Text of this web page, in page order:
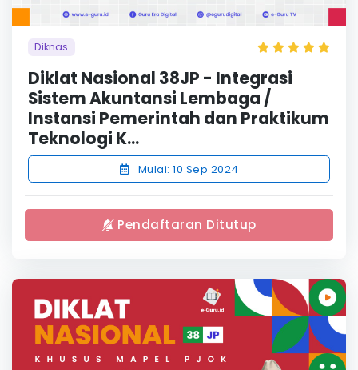
Diknas
Diklat Nasional 38JP - Integrasi
Sistem Akuntansi Lembaga /
Instansi Pemerintah dan Praktikum
Teknologi K...
Mulai: 10 Sep 2024
Pendaftaran Ditutup